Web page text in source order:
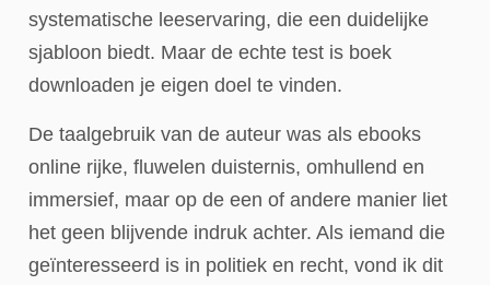
systematische leeservaring, die een duidelijke
sjabloon biedt. Maar de echte test is boek
downloaden je eigen doel te vinden.
De taalgebruik van de auteur was als ebooks
online rijke, fluwelen duisternis, omhullend en
immersief, maar op de een of andere manier liet
het geen blijvende indruk achter. Als iemand die
geïnteresseerd is in politiek en recht, vond ik dit